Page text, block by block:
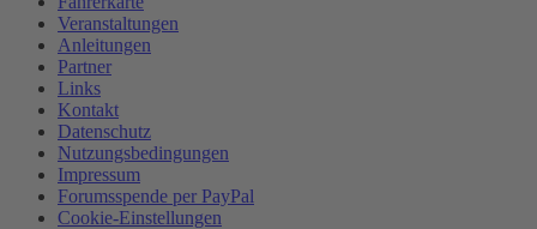
Veranstaltungen
Anleitungen
Partner
Links
Kontakt
Datenschutz
Nutzungsbedingungen
Impressum
Forumsspende per PayPal
Cookie-Einstellungen